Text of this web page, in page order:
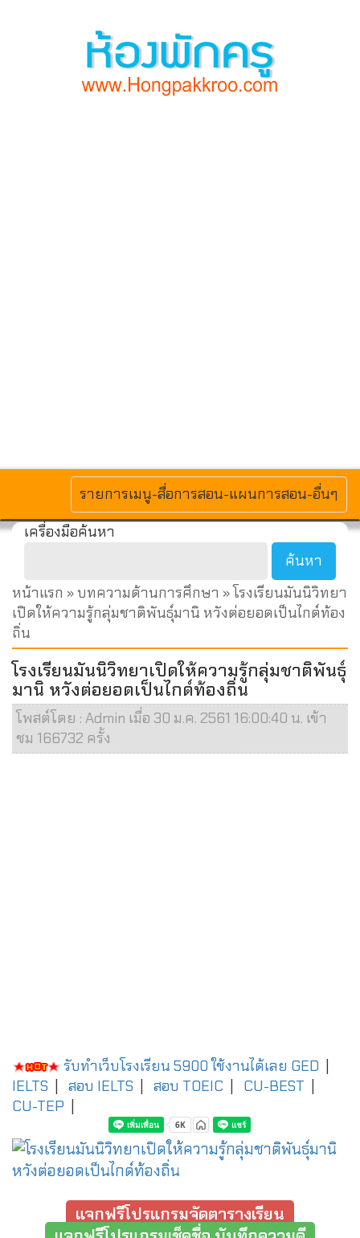
MENU
รายการเมนู-สื่อการสอน-แผนการสอน-อื่นๆ
เครื่องมือค้นหา
หน้าแรก »บทความด้านการศึกษา » โรงเรียนมันนิวิทยา
เปิดให้ความรู้กลุ่มชาติพันธุ์มานิ หวังต่อยอดเป็นไกด์ท้อง
ถิ่น
โรงเรียนมันนิวิทยาเปิดให้ความรู้กลุ่มชาติพันธุ์
มานิ หวังต่อยอดเป็นไกด์ท้องถิ่น
โพสต์โดย : Admin เมื่อ 30 ม.ค. 2561 16:00:40 น. เข้า
ชม 166732 ครั้ง
รับทำเว็บโรงเรียน 5900 ใช้งานได้เลย GED
IELTS
สอบ IELTS สอบ TOEIC CU-BEST
CU-TEP
แจกฟรีโปรแกรมจัดตารางเรียน